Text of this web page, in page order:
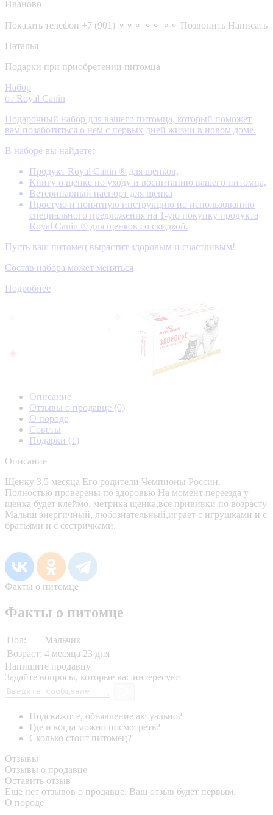
Иваново
Показать телефон +7 (901) ⚬⚬⚬ ⚬⚬ ⚬⚬ Позвонить Написать
Наталья
Подарки при приобретении питомца
Набор
от Royal Canin
Подарочный набор для вашего питомца, который поможет
вам позаботиться о нем с первых дней жизни в новом доме.
В наборе вы найдете:
Продукт Royal Canin ® для щенков,
Книгу о щенке по уходу и воспитанию вашего питомца,
Ветеринарный паспорт для щенка
Простую и понятную инструкцию по использованию
специального предложения на 1-ую покупку продукта
Royal Canin ® для щенков со скидкой.
Пусть ваш питомец вырастит здоровым и счастливым!
Состав набора может меняться
Подробнее
Описание
Отзывы о продавце (0)
О породе
Советы
Подарки (1)
Описание
Щенку 3,5 месяца Его родители Чемпионы России.
Полностью проверены по здоровью На момент переезда у
щенка будет клеймо, метрика щенка,все прививки по возрасту
Малыш энергичный, любознательный,играет с игрушками и с
братьями и с сестричками.
Факты о питомце
Факты о питомце
Пол:
Мальчик
Возраст: 4 месяца 23 дня
Напишите продавцу
Задайте вопросы, которые вас интересуют
Подскажите, объявление актуально?
Где и когда можно посмотреть?
Сколько стоит питомец?
Отзывы
Отзывы о продавце
Оставить отзыв
Еще нет отзывов о продавце. Ваш отзыв будет первым.
О породе